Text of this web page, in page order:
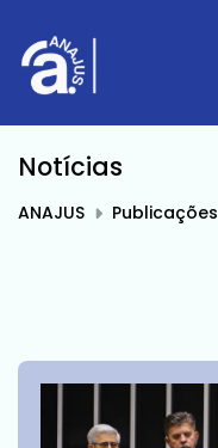
Notícias
ANAJUS Publicações